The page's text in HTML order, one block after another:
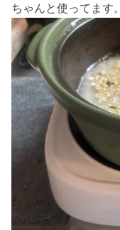
ちゃんと使ってます。